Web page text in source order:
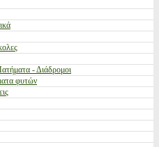
- Διάδρομοι
φυτών